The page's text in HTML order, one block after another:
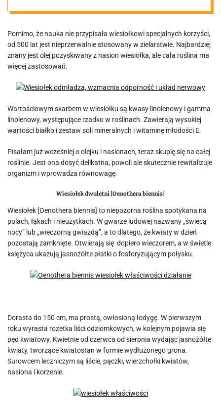
układ nerwowy
Pomimo, że nauka nie przypisała wiesiołkowi specjalnych korzyści,
od 500 lat jest nieprzerwalnie stosowany w zielarstwie. Najbardziej
znany jest olej pozyskiwany z nasion wiesiołka, ale cała roślina ma
więcej zastosowań.
Wartościowym skarbem w wiesiołku są kwasy linolenowy i gamma
linolenowy, występujące rzadko w roślinach. Zawierają wysokiej
wartości białko i zestaw soli mineralnych i witaminę młodości E.
Pisałam już wcześniej o olejku i nasionach, teraz skupię się na całej
roślinie. Jest ona dosyć delikatna, powoli ale skutecznie rewitalizuje
organizm i wprowadza równowagę.
Wiesiołek dwuletni [Oenothera biennis]
Wiesiołek [Oenothera biennis] to niepozorna roślina spotykana na
polach, łąkach i nieużytkach. W gwarze ludowej nazwany „świecą
nocy” lub „wieczorną gwiazdą”, a to dlatego, że kwiaty w dzień
pozostają zamknięte. Otwierają się dopiero wieczorem, a w świetle
księżyca ukazują jasnożółte płatki o fosforyzującym połysku.
Dorasta do 150 cm, ma prostą, owłosioną łodygę. W pierwszym
roku wyrasta rozetka liści odziomkowych, w kolejnym pojawia się
pęd kwiatowy. Kwietnie od czerwca od sierpnia wydając jasnożółte
kwiaty, tworzące kwiatostan w formie wydłużonego grona.
Surowcem leczniczym są liście, pączki, wierzchołki kwiatów,
nasiona i korzenie.